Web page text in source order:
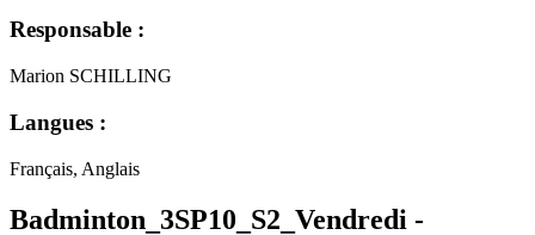
Responsable :
Marion SCHILLING
Langues :
Français, Anglais
Badminton_3SP10_S2_Vendredi -